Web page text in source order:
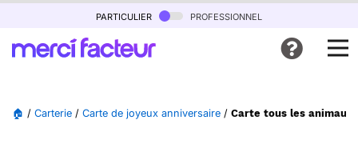
particulier professionnel
🏠 / Carterie / Carte de joyeux anniversaire / Carte tous les